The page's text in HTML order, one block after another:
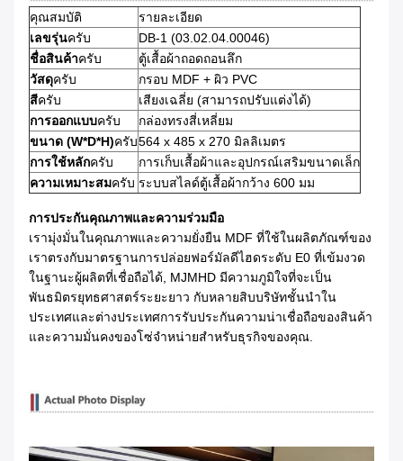
คุณสมบัติ
รายละเอียด
เลขรุ่นครับ
DB-1 (03.02.04.00046)
ชื่อสินค้าครับ
ตู้เสื้อผ้าถอดถอนลึก
วัสดุครับ
กรอบ MDF + ผิว PVC
สีครับ
เสียงเฉลี่ย (สามารถปรับแต่งได้)
การออกแบบครับ
กล่องทรงสี่เหลี่ยม
ขนาด (W*D*H)ครับ564 x 485 x 270 มิลลิเมตร
การใช้หลักครับ
การเก็บเสื้อผ้าและอุปกรณ์เสริมขนาดเล็ก
ความเหมาะสมครับ ระบบสไลด์ตู้เสื้อผ้ากว้าง 600 มม
การประกันคุณภาพและความร่วมมือ
เรามุ่งมั่นในคุณภาพและความยั่งยืน MDF ที่ใช้ในผลิตภัณฑ์ของ
เราตรงกับมาตรฐานการปล่อยฟอร์มัลดีไฮดระดับ E0 ที่เข้มงวด
ในฐานะผู้ผลิตที่เชื่อถือได้, MJMHD มีความภูมิใจที่จะเป็น
พันธมิตรยุทธศาสตร์ระยะยาว กับหลายสิบบริษัทชั้นนําใน
ประเทศและต่างประเทศการรับประกันความน่าเชื่อถือของสินค้า
และความมั่นคงของโซ่จําหน่ายสําหรับธุรกิจของคุณ.